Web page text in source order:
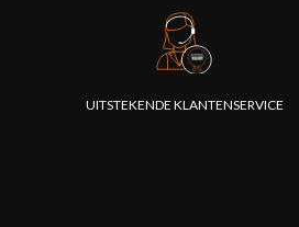
UITSTEKENDE KLANTENSERVICE